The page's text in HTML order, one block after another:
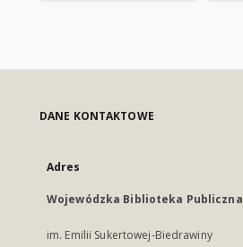
DANE KONTAKTOWE
Adres
Wojewódzka Biblioteka Publiczna
im. Emilii Sukertowej-Biedrawiny